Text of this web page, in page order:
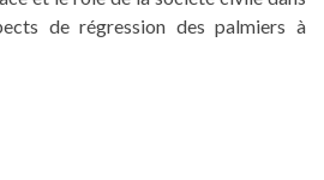
de régression des palmiers à